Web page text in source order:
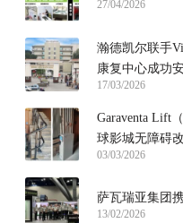
27/04/2026
瀚德凯尔联手
康复中心成功
17/03/2026
Garaventa Lift
球影城无障碍
03/03/2026
萨瓦瑞亚集团
13/02/2026